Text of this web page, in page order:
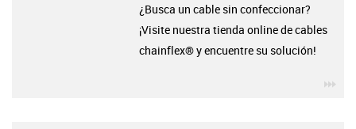
¿Busca un cable sin confeccionar?
¡Visite nuestra tienda online de cables
chainflex® y encuentre su solución!